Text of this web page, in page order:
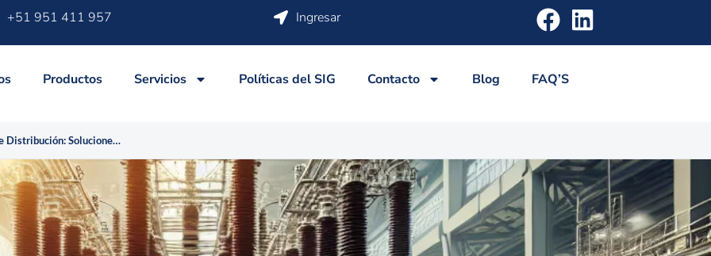
+51 951 411 957 Ingresar
Productos Servicios Políticas del SIG Contacto Blog FAQ’S
Fabricación de Transformadores de Distribución: Soluciones a Medida para su Empresa